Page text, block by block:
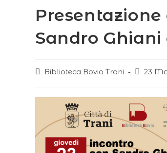
Presentazione
Sandro Ghiani
Biblioteca Bovio Trani 23